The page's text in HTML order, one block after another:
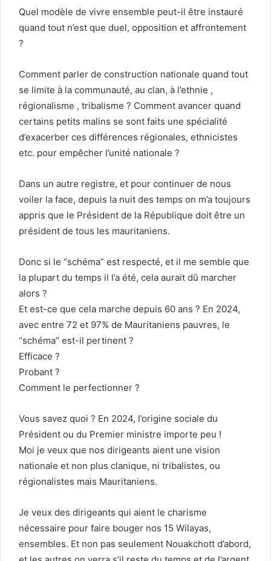
Quel modèle de vivre ensemble peut-il être instauré
quand tout n’est que duel, opposition et affrontement
?
Comment parler de construction nationale quand tout
se limite à la communauté, au clan, à l’ethnie ,
régionalisme , tribalisme ? Comment avancer quand
certains petits malins se sont faits une spécialité
d’exacerber ces différences régionales, ethnicistes
etc. pour empêcher l’unité nationale ?
Dans un autre registre, et pour continuer de nous
voiler la face, depuis la nuit des temps on m’a toujours
appris que le Président de la République doit être un
président de tous les mauritaniens.
Donc si le “schéma” est respecté, et il me semble que
la plupart du temps il l’a été, cela aurait dû marcher
alors ?
Et est-ce que cela marche depuis 60 ans ? En 2024,
avec entre 72 et 97% de Mauritaniens pauvres, le
“schéma” est-il pertinent ?
Efficace ?
Probant ?
Comment le perfectionner ?
Vous savez quoi ? En 2024, l’origine sociale du
Président ou du Premier ministre importe peu !
Moi je veux que nos dirigeants aient une vision
nationale et non plus clanique, ni tribalistes, ou
régionalistes mais Mauritaniens.
Je veux des dirigeants qui aient le charisme
nécessaire pour faire bouger nos 15 Wilayas,
ensembles. Et non pas seulement Nouakchott d’abord,